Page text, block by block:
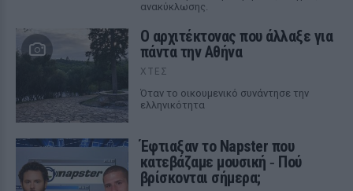
ανακύκλωσης.
Ο αρχιτέκτονας που άλλαξε για
πάντα την Αθήνα
ΧΤΕΣ
Όταν το οικουμενικό συνάντησε την
ελληνικότητα
Έφτιαξαν το Napster που
κατεβάζαμε μουσική ‑ Πού
βρίσκονται σήμερα;